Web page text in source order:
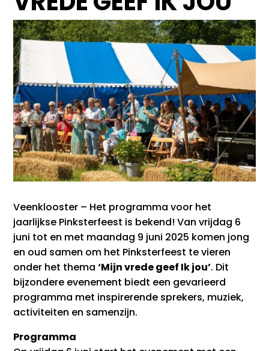
Veenklooster – Het programma voor het
jaarlijkse Pinksterfeest is bekend! Van vrijdag 6
juni tot en met maandag 9 juni 2025 komen jong
en oud samen om het Pinksterfeest te vieren
onder het thema‘Mijn vrede geef Ik jou’. Dit
bijzondere evenement biedt een gevarieerd
programma met inspirerende sprekers, muziek,
activiteiten en samenzijn.
Programma